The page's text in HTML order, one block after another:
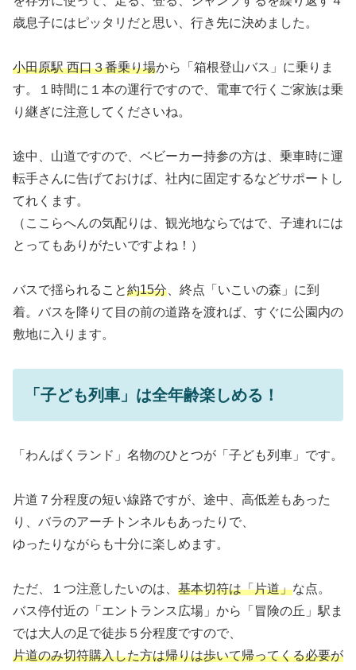
歳息子にはピッタリだと思い、行き先に決めました。
小田原駅 西口３番乗り場から「箱根登山バス」に乗りま
す。１時間に１本の運行ですので、電車で行くご家族は乗
り継ぎに注意してくださいね。
途中、山道ですので、ベビーカー持参の方は、乗車時に運
転手さんに告げておけば、社内に固定するなどサポートし
てれくます。
（ここらへんの気配りは、観光地ならではで、子連れには
とってもありがたいですよね！）
バスで揺られること約15分 、終点「いこいの森」に到
着。バスを降りて目の前の道路を渡れば、すぐに公園内の
敷地に入ります。
「子ども列車」 は全年齢楽しめる！
「わんぱくランド」名物のひとつが「子ども列車」です。
片道７分程度の短い線路ですが、途中、高低差もあった
り、バラのアーチトンネルもあったりで、
ゆったりながらも十分に楽しめます。
ただ、１つ注意したいのは、 基本切符は「片道」な点。
バス停付近の「エントランス広場」から「冒険の丘」駅ま
では大人の足で徒歩５分程度ですので、
片道のみ切符購入した方は帰りは歩いて帰ってくる必要が